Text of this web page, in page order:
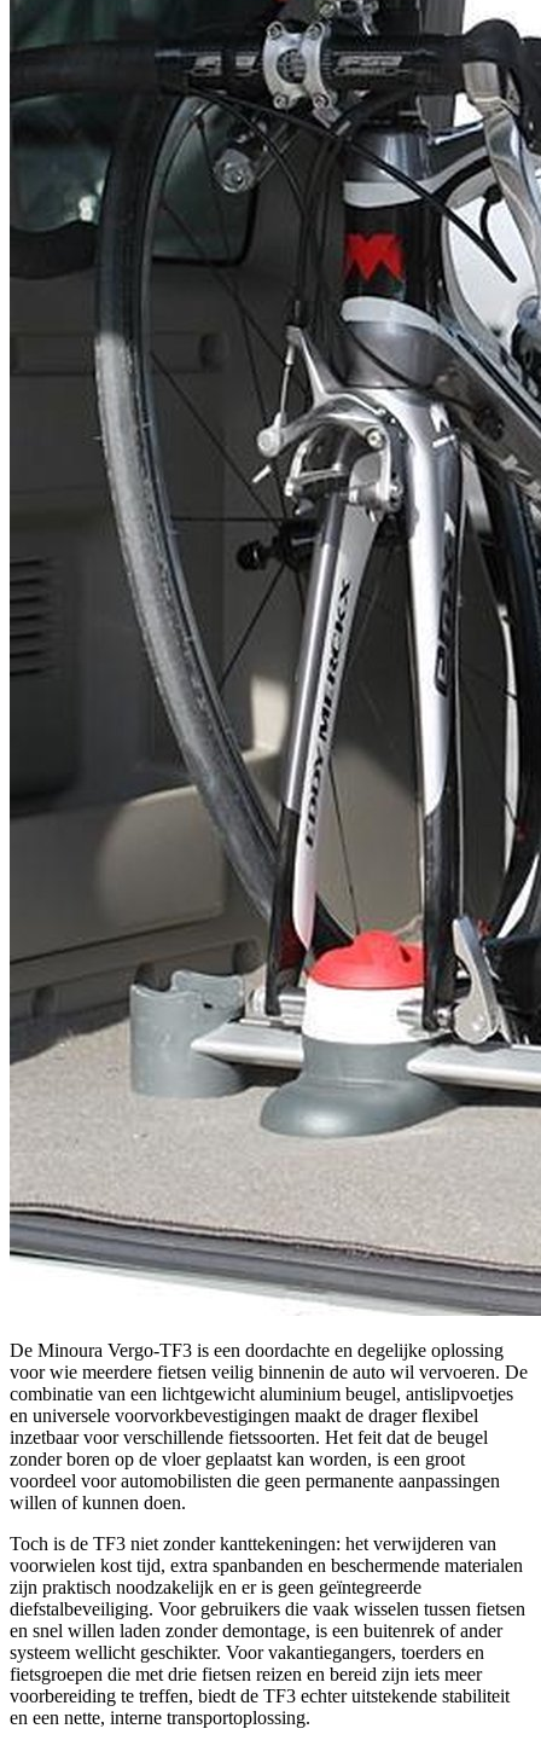
De Minoura Vergo-TF3 is een doordachte en degelijke oplossing
voor wie meerdere fietsen veilig binnenin de auto wil vervoeren. De
combinatie van een lichtgewicht aluminium beugel, antislipvoetjes
en universele voorvorkbevestigingen maakt de drager flexibel
inzetbaar voor verschillende fietssoorten. Het feit dat de beugel
zonder boren op de vloer geplaatst kan worden, is een groot
voordeel voor automobilisten die geen permanente aanpassingen
willen of kunnen doen.
Toch is de TF3 niet zonder kanttekeningen: het verwijderen van
voorwielen kost tijd, extra spanbanden en beschermende materialen
zijn praktisch noodzakelijk en er is geen geïntegreerde
diefstalbeveiliging. Voor gebruikers die vaak wisselen tussen fietsen
en snel willen laden zonder demontage, is een buitenrek of ander
systeem wellicht geschikter. Voor vakantiegangers, toerders en
fietsgroepen die met drie fietsen reizen en bereid zijn iets meer
voorbereiding te treffen, biedt de TF3 echter uitstekende stabiliteit
en een nette, interne transportoplossing.